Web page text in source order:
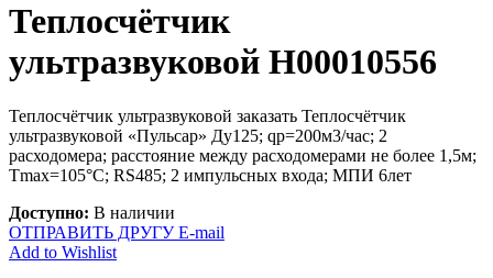
Теплосчётчик
ультразвуковой Н00010556
Теплосчётчик ультразвуковой заказать Теплосчётчик
ультразвуковой «Пульсар» Ду125; qp=200м3/час; 2
расходомера; расстояние между расходомерами не более 1,5м;
Tmax=105°С; RS485; 2 импульсных входа; МПИ 6лет
Доступно: В наличии
ОТПРАВИТЬ ДРУГУ E-mail
Add to Wishlist